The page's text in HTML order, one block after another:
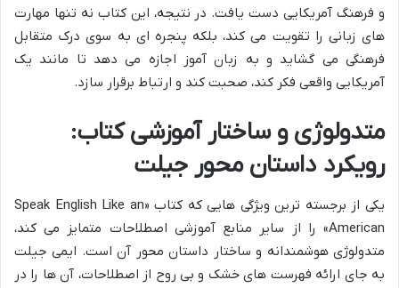
و فرهنگ آمریکایی دست یافت. در نتیجه، این کتاب نه تنها مهارت
های زبانی را تقویت می کند، بلکه پنجره ای به سوی درک متقابل
فرهنگی می گشاید و به زبان آموز اجازه می دهد تا مانند یک
آمریکایی واقعی فکر کند، صحبت کند و ارتباط برقرار سازد.
متدولوژی و ساختار آموزشی کتاب:
رویکرد داستان محور جیلت
یکی از برجسته ترین ویژگی هایی که کتاب «Speak English Like an
American» را از سایر منابع آموزشی اصطلاحات متمایز می کند،
متدولوژی هوشمندانه و ساختار داستان محور آن است. ایمی جیلت
به جای ارائه فهرست های خشک و بی روح از اصطلاحات، آن ها را در